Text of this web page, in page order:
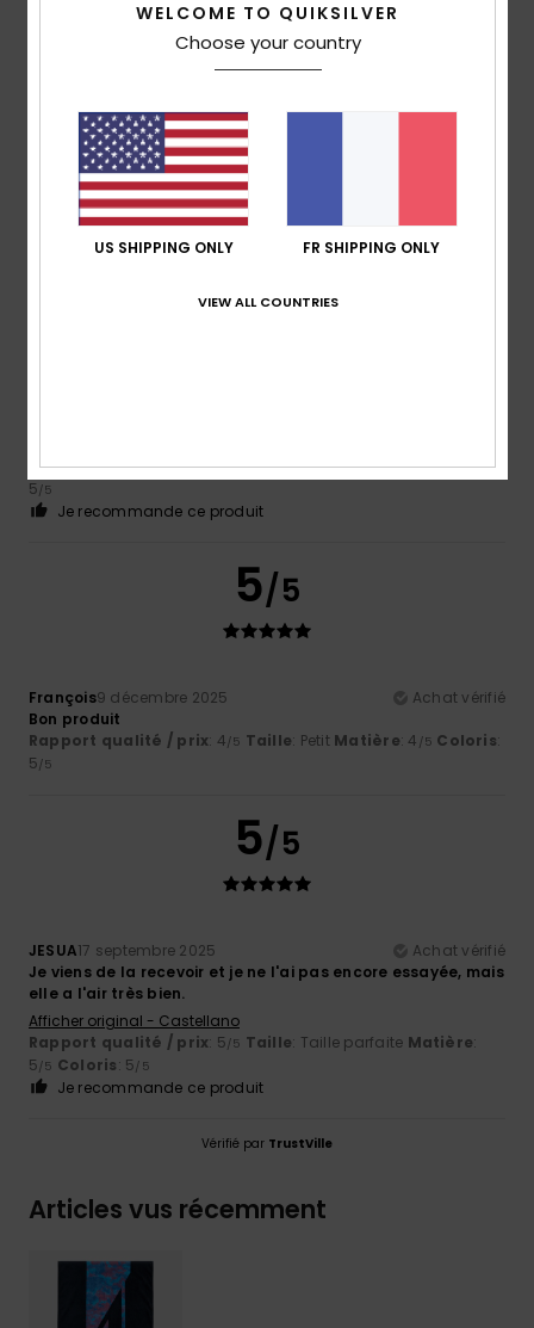
Coloris
4/5
Rapport qualité / prix: 3/5 Taille: PetitMatière: 4/5 Coloris:
5/5
Je recommande ce produit
5/5
François9 décembre 2025
Achat vérifié
Bon produit
Rapport qualité / prix: 4/5 Taille: Petit Matière: 4 /5 Coloris:
5/5
5/5
JESUA17 septembre 2025
Achat vérifié
Je viens de la recevoir et je ne l'ai pas encore essayée, mais
elle a l'air très bien.
Afficher original - Castellano
Rapport qualité / prix: 5/5 Taille: Taille parfaite Matière:
5/5 Coloris: 5/5
Je recommande ce produit
Vérifié par TrustVille
Articles vus récemment
WELCOME TO QUIKSILVER
Choose your country
US SHIPPING ONLY FR SHIPPING ONLY
VIEW ALL COUNTRIES